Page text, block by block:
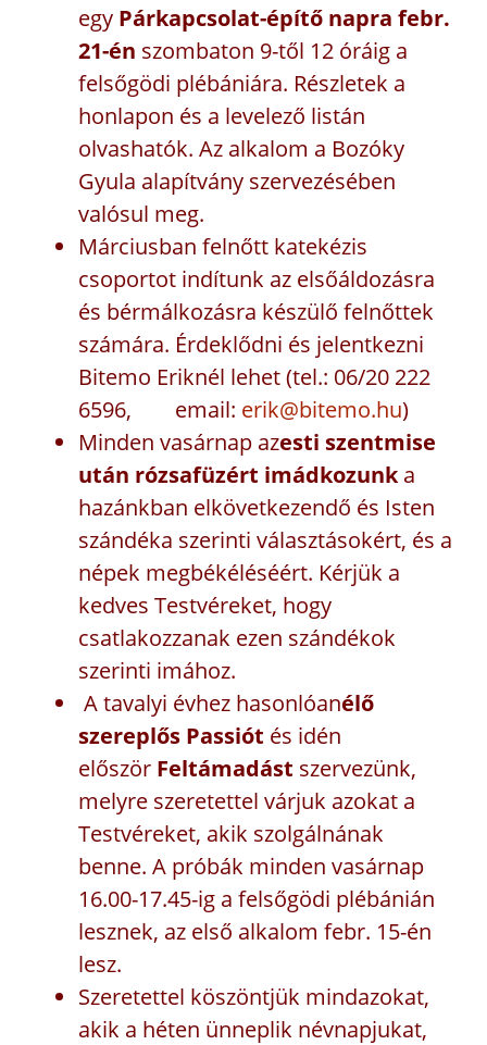
egy Párkapcsolat-építő napra febr.
21-én szombaton 9-től 12 óráig a
felsőgödi plébániára. Részletek a
honlapon és a levelező listán
olvashatók. Az alkalom a Bozóky
Gyula alapítvány szervezésében
valósul meg.
Márciusban felnőtt katekézis
csoportot indítunk az elsőáldozásra
és bérmálkozásra készülő felnőttek
számára. Érdeklődni és jelentkezni
Bitemo Eriknél lehet (tel.: 06/20 222
6596, email: erik@bitemo.hu)
Minden vasárnap azesti szentmise
után rózsafüzért imádkozunka
hazánkban elkövetkezendő és Isten
szándéka szerinti választásokért, és a
népek megbékéléséért. Kérjük a
kedves Testvéreket, hogy
csatlakozzanak ezen szándékok
szerinti imához.
A tavalyi évhez hasonlóanélő
szereplős Passiót és idén
először Feltámadást szervezünk,
melyre szeretettel várjuk azokat a
Testvéreket, akik szolgálnának
benne. A próbák minden vasárnap
16.00-17.45-ig a felsőgödi plébánián
lesznek, az első alkalom febr. 15-én
lesz.
Szeretettel köszöntjük mindazokat,
akik a héten ünneplik névnapjukat,